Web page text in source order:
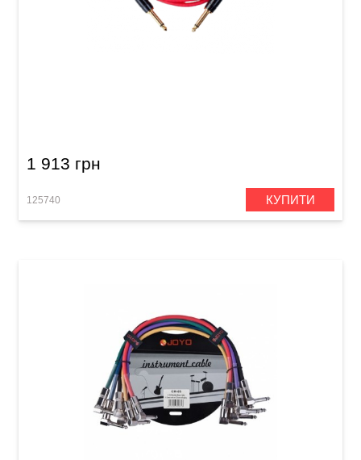
1 913 грн
125740 КУПИТИ